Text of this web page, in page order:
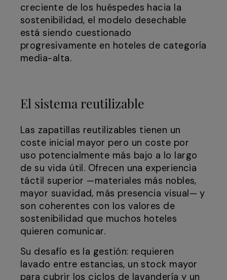
creciente de los huéspedes hacia la
sostenibilidad, el modelo desechable
está siendo cuestionado
progresivamente en hoteles de categoría
media-alta.
El sistema reutilizable
Las zapatillas reutilizables tienen un
coste inicial mayor pero un coste por
uso potencialmente más bajo a lo largo
de su vida útil. Ofrecen una experiencia
táctil superior —materiales más nobles,
mayor suavidad, más presencia visual— y
son coherentes con los valores de
sostenibilidad que muchos hoteles
quieren comunicar.
Su desafío es la gestión: requieren
lavado entre estancias, un stock mayor
para cubrir los ciclos de lavandería y un